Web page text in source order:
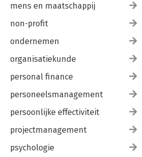
mens en maatschappij
non-profit
ondernemen
organisatiekunde
personal finance
personeelsmanagement
persoonlijke effectiviteit
projectmanagement
psychologie